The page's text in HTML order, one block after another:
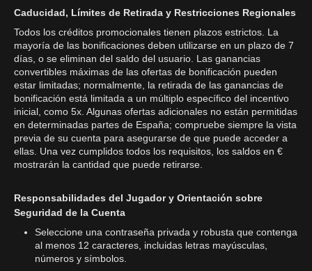
Caducidad, Límites de Retirada y Restricciones Regionales
Todos los créditos promocionales tienen plazos estrictos. La
mayoría de las bonificaciones deben utilizarse en un plazo de 7
días, o se eliminan del saldo del usuario. Las ganancias
convertibles máximas de las ofertas de bonificación pueden
estar limitadas; normalmente, la retirada de las ganancias de
bonificación está limitada a un múltiplo específico del incentivo
inicial, como 5x. Algunas ofertas adicionales no están permitidas
en determinadas partes de España; compruebe siempre la vista
previa de su cuenta para asegurarse de que puede acceder a
ellas. Una vez cumplidos todos los requisitos, los saldos en €
mostrarán la cantidad que puede retirarse.
Responsabilidades del Jugador y Orientación sobre
Seguridad de la Cuenta
Seleccione una contraseña privada y robusta que contenga
al menos 12 caracteres, incluidas letras mayúsculas,
números y símbolos.